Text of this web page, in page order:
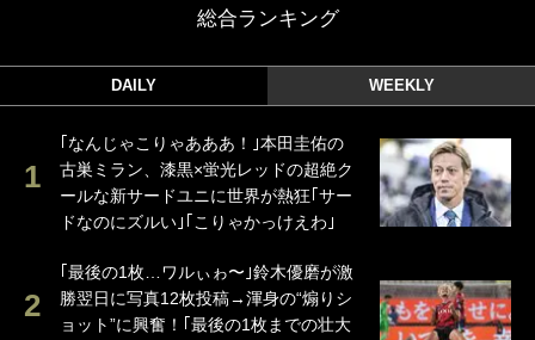
総合ランキング
DAILY WEEKLY
｢なんじゃこりゃあああ！｣本田圭佑の
古巣ミラン、漆黒×蛍光レッドの超絶ク
ールな新サードユニに世界が熱狂｢サー
ドなのにズルい｣｢こりゃかっけえわ｣
｢最後の1枚…ワルぃゎ〜｣鈴木優磨が激
勝翌日に写真12枚投稿→渾身の“煽りシ
ョット”に興奮！｢最後の1枚までの壮大